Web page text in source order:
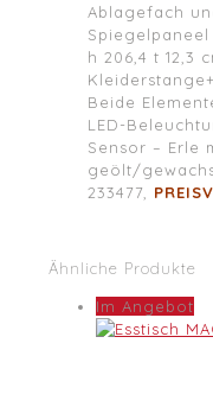
Ablagefach
h 206,4 t 12,3
Beide
LED-
Sensor – Erle
geölt/
233477,
Ähnliche Produkte
Im Angebot